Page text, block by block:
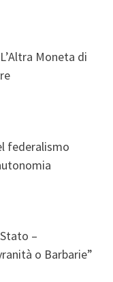
Moneta di
federalismo
–
o Barbarie”